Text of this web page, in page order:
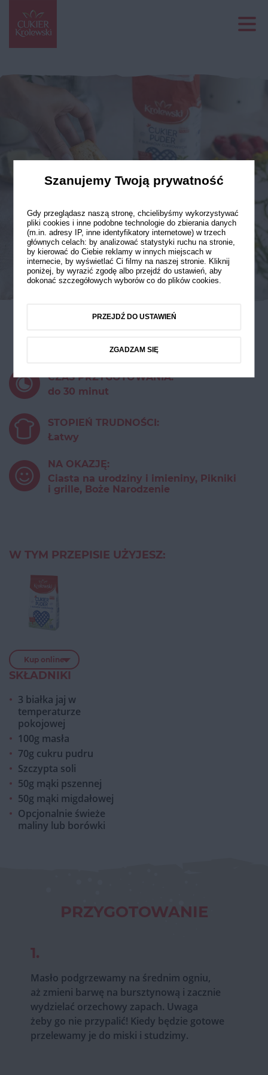
CZAS PRZYGOTOWANIA:
do 30 minut
STOPIEŃ TRUDNOŚCI:
Łatwy
NA OKAZJĘ:
Ciasta na urodziny i imieniny, Pikniki
i grille, Boże Narodzenie
W TYM PRZEPISIE UŻYJESZ:
Kup online
SKŁADNIKI
3 białka jaj w
temperaturze
pokojowej
100g masła
70g cukru pudru
Szczypta soli
50g mąki pszennej
50g mąki migdałowej
Opcjonalnie świeże
maliny lub borówki
PRZYGOTOWANIE
1.
Masło podgrzewamy na średnim ogniu,
aż zmieni barwę na bursztynową i zacznie
wydzielać orzechowy zapach. Uwaga
żeby go nie przypalić! Kiedy będzie gotowe
przelewamy je do miski i studzimy.
Szanujemy Twoją prywatność
Gdy przeglądasz naszą stronę, chcielibyśmy wykorzystywać
pliki cookies i inne podobne technologie do zbierania danych
(m.in. adresy IP, inne identyfikatory internetowe) w trzech
głównych celach: by analizować statystyki ruchu na stronie,
by kierować do Ciebie reklamy w innych miejscach w
internecie, by wyświetlać Ci filmy na naszej stronie. Kliknij
poniżej, by wyrazić zgodę albo przejdź do ustawień, aby
dokonać szczegółowych wyborów co do plików cookies.
PRZEJDŹ DO USTAWIEŃ
ZGADZAM SIĘ